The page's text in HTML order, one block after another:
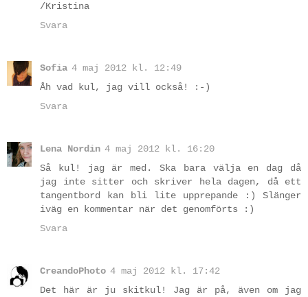
/Kristina
Svara
Sofia 4 maj 2012 kl. 12:49
Åh vad kul, jag vill också! :-)
Svara
Lena Nordin 4 maj 2012 kl. 16:20
Så kul! jag är med. Ska bara välja en dag då
jag inte sitter och skriver hela dagen, då ett
tangentbord kan bli lite upprepande :) Slänger
iväg en kommentar när det genomförts :)
Svara
CreandoPhoto 4 maj 2012 kl. 17:42
Det här är ju skitkul! Jag är på, även om jag